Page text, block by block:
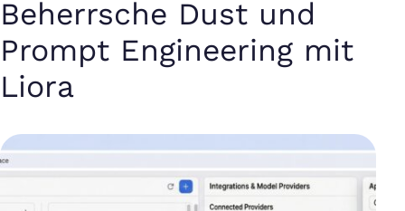
Beherrsche Dust und
Prompt Engineering mit
Liora